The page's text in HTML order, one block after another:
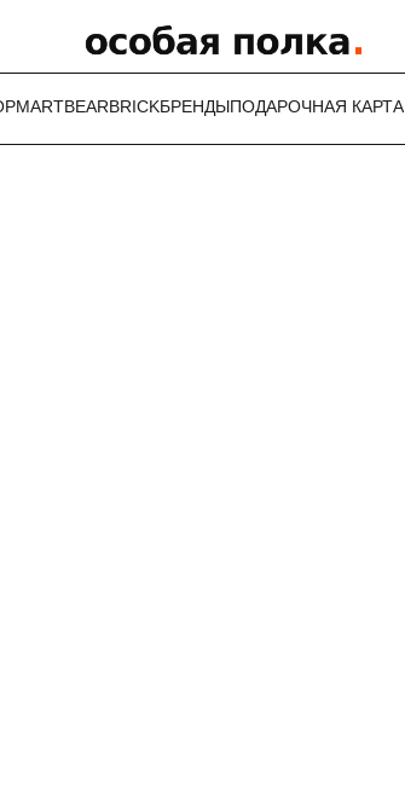
BEARBRICKБРЕНДЫПОДАРОЧНАЯ КАРТА